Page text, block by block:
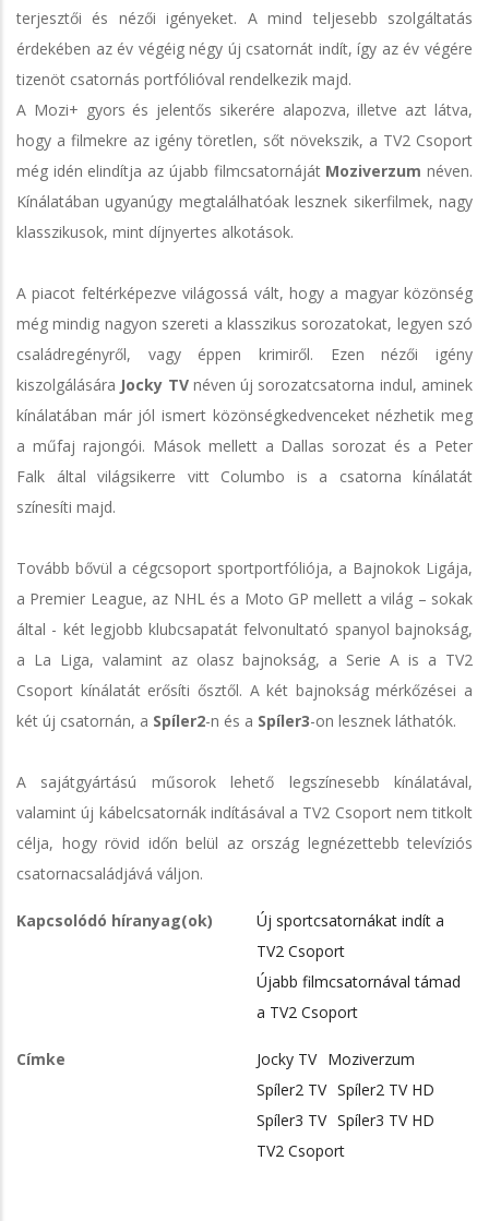
terjesztői és nézői igényeket. A mind teljesebb szolgáltatás
érdekében az év végéig négy új csatornát indít, így az év végére
tizenöt csatornás portfólióval rendelkezik majd.
A Mozi+ gyors és jelentős sikerére alapozva, illetve azt látva,
hogy a filmekre az igény töretlen, sőt növekszik, a TV2 Csoport
még idén elindítja az újabb filmcsatornáját Moziverzum néven.
Kínálatában ugyanúgy megtalálhatóak lesznek sikerfilmek, nagy
klasszikusok, mint díjnyertes alkotások.
A piacot feltérképezve világossá vált, hogy a magyar közönség
még mindig nagyon szereti a klasszikus sorozatokat, legyen szó
családregényről, vagy éppen krimiről. Ezen nézői igény
kiszolgálására Jocky TVnéven új sorozatcsatorna indul, aminek
kínálatában már jól ismert közönségkedvenceket nézhetik meg
a műfaj rajongói. Mások mellett a Dallas sorozat és a Peter
Falk által világsikerre vitt Columbo is a csatorna kínálatát
színesíti majd.
Tovább bővül a cégcsoport sportportfóliója, a Bajnokok Ligája,
a Premier League, az NHL és a Moto GP mellett a világ – sokak
által - két legjobb klubcsapatát felvonultató spanyol bajnokság,
a La Liga, valamint az olasz bajnokság, a Serie A is a TV2
Csoport kínálatát erősíti ősztől. A két bajnokság mérkőzései a
két új csatornán, a Spíler2-n és a Spíler3-on lesznek láthatók.
A sajátgyártású műsorok lehető legszínesebb kínálatával,
valamint új kábelcsatornák indításával a TV2 Csoport nem titkolt
célja, hogy rövid időn belül az ország legnézettebb televíziós
csatornacsaládjává váljon.
Kapcsolódó híranyag(ok)
Új sportcsatornákat indít a
TV2 Csoport
Újabb filmcsatornával támad
a TV2 Csoport
Címke Jocky TV Moziverzum
Spíler2 TV Spíler2 TV HD
Spíler3 TV Spíler3 TV HD
TV2 Csoport